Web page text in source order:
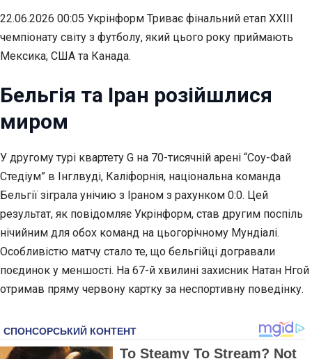
22.06.2026 00:05 Укрінформ Триває фінальний етап XXIII
чемпіонату світу з футболу, який цього року приймають
Мексика, США та Канада.
Бельгія та Іран розійшлися
миром
У другому турі квартету G на 70-тисячній арені “Соу-Фай
Стедіум” в Інглвуді, Каліфорнія, національна команда
Бельгії зіграла унічию з Іраном з рахунком 0:0. Цей
результат, як повідомляє Укрінформ, став другим поспіль
нічийним для обох команд на цьогорічному Мундіалі.
Особливістю матчу стало те, що бельгійці догравали
поєдинок у меншості. На 67-й хвилині захисник Натан Нгой
отримав пряму червону картку за неспортивну поведінку.